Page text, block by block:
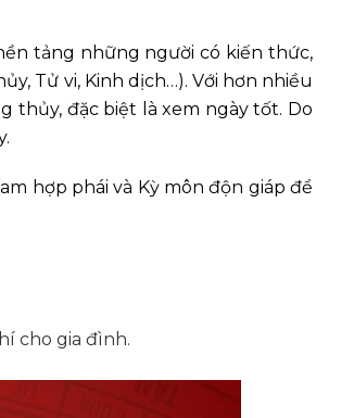
tảng những người có kiến thức,
Tử vi, Kinh dịch…). Với hơn nhiều
thủy, đặc biệt là xem ngày tốt. Do
hợp phái và Kỳ môn độn giáp để
cho gia đình.